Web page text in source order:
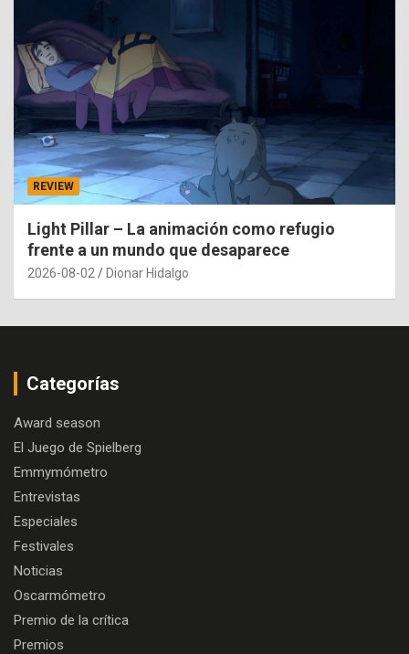
REVIEW
Light Pillar – La animación como refugio
frente a un mundo que desaparece
2026-08-02 Dionar Hidalgo
Categorías
Award season
El Juego de Spielberg
Emmymómetro
Entrevistas
Especiales
Festivales
Noticias
Oscarmómetro
Premio de la crítica
Premios